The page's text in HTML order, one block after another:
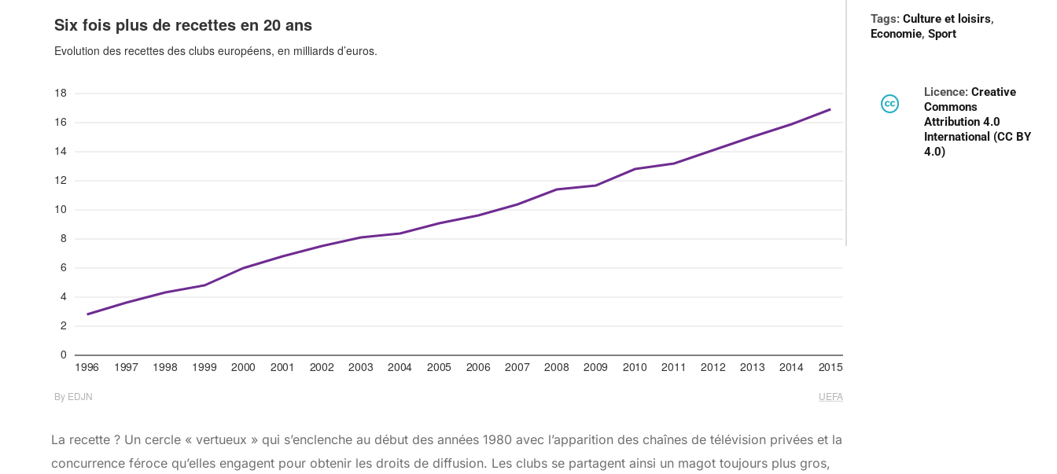
La recette ? Un cercle « vertueux » qui s’enclenche au début des années 1980 avec l’apparition des chaînes de télévision privées et la
concurrence féroce qu’elles engagent pour obtenir les droits de diffusion. Les clubs se partagent ainsi un magot toujours plus gros,
Tags:Culture et loisirs,
Economie,Sport
Licence:Creative
Commons
Attribution 4.0
International (CC BY
4.0)